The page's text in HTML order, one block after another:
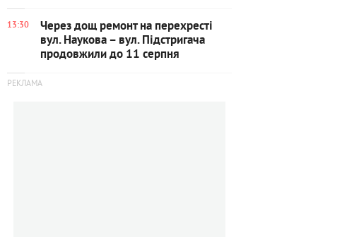
13:30
Через дощ ремонт на перехресті
вул. Наукова – вул. Підстригача
продовжили до 11 серпня